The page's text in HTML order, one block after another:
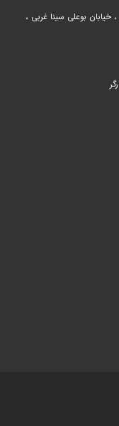
خیابان بوعلی سینا غربی ،